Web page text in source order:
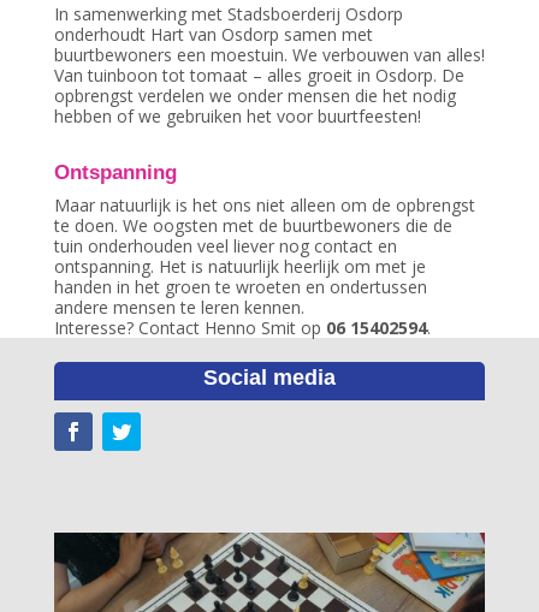
In samenwerking met Stadsboerderij Osdorp
onderhoudt Hart van Osdorp samen met
buurtbewoners een moestuin. We verbouwen van alles!
Van tuinboon tot tomaat – alles groeit in Osdorp. De
opbrengst verdelen we onder mensen die het nodig
hebben of we gebruiken het voor buurtfeesten!
Ontspanning
Maar natuurlijk is het ons niet alleen om de opbrengst
te doen. We oogsten met de buurtbewoners die de
tuin onderhouden veel liever nog contact en
ontspanning. Het is natuurlijk heerlijk om met je
handen in het groen te wroeten en ondertussen
andere mensen te leren kennen.
Interesse? Contact Henno Smit op 06 15402594.
Social media